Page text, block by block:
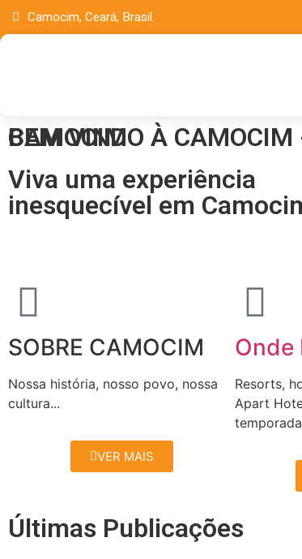
Camocim, Ceará, Brasil.
BEM VINDO À CAMOCIM
Viva uma experiência
inesquecível em
CAMOCIM
SOBRE CAMOCIM
Nossa história, nosso povo, nossa
cultura...
VER MAIS
Onde
Resorts,
Apart
Últimas Publicações